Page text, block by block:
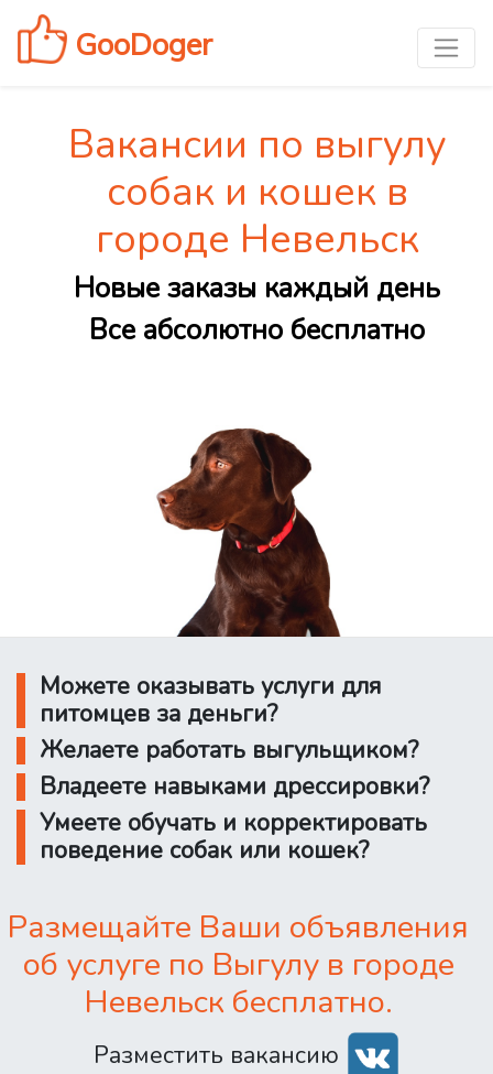
GooDoger
Вакансии по выгулу
собак и кошек в
городе Невельск
Новые заказы каждый день
Все абсолютно бесплатно
Можете оказывать услуги для
питомцев за деньги?
Желаете работать выгульщиком?
Владеете навыками дрессировки?
Умеете обучать и корректировать
поведение собак или кошек?
Размещайте Ваши объявления
об услуге по Выгулу в городе
Невельск бесплатно.
Разместить вакансию